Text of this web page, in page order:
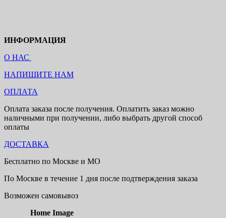
ИНФОРМАЦИЯ
О НАС
НАПИШИТЕ НАМ
ОПЛАТА
Оплата заказа после получения. Оплатить заказ можно
наличными при получении, либо выбрать другой способ
оплаты
ДОСТАВКА
Бесплатно по Москве и МО
По Москве в течение 1 дня после подтверждения заказа
Возможен самовывоз
Home Image